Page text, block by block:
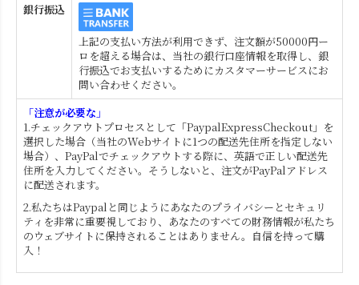
銀行振込
上記の支払い方法が利用できず、注文額が50000円ー
ロを超える場合は、当社の銀行口座情報を取得し、銀
行振込でお支払いするためにカスタマーサービスにお
問い合わせください。
「注意が必要な」
1.チェックアウトプロセスとして「PaypalExpressCheckout」を
選択した場合（当社のWebサイトに1つの配送先住所を指定しない
場合）、PayPalでチェックアウトする際に、英語で正しい配送先
住所を入力してください。そうしないと、注文がPayPalアドレス
に配送されます。
2.私たちはPaypalと同じようにあなたのプライバシーとセキュリ
ティを非常に重要視しており、あなたのすべての財務情報が私たち
のウェブサイトに保持されることはありません。自信を持って購
入！